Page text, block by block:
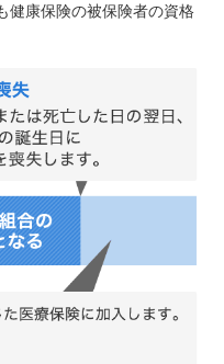
健康保険の被保険者の資格